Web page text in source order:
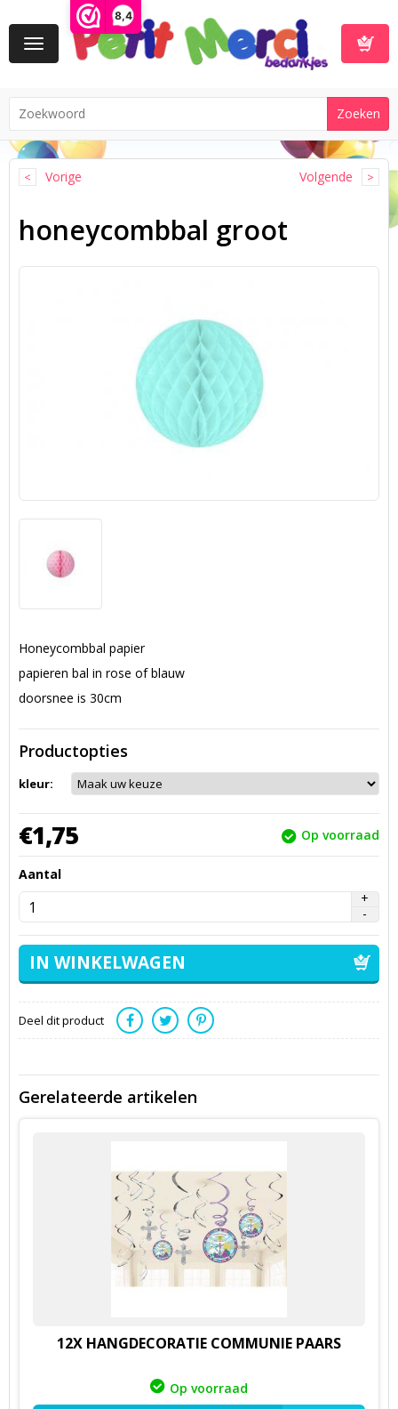
8,4
Toggle
navigation
Vorige Volgende
honeycombbal groot
Honeycombbal papier
papieren bal in rose of blauw
doorsnee is 30cm
Productopties
kleur:
€1,75 Op voorraad
Aantal
Deel dit product
Gerelateerde artikelen
12X HANGDECORATIE COMMUNIE PAARS
Op voorraad